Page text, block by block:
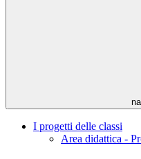
I progetti delle classi
Area didattica -